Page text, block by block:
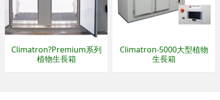
Climatron?Premium系列
植物生長箱
Climatron-5000大型植物
生長箱